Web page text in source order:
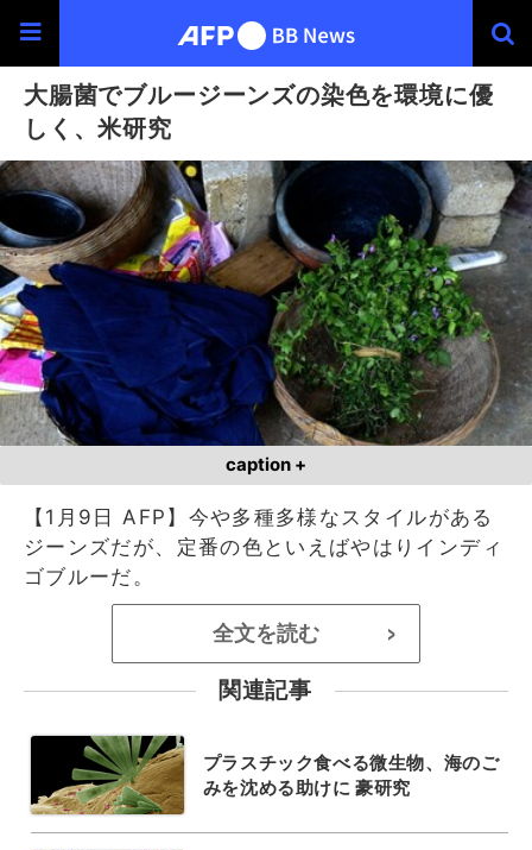
大腸菌でブルージーンズの染色を環境に優
しく、米研究
caption +
【1月9日 AFP】今や多種多様なスタイルがある
ジーンズだが、定番の色といえばやはりインディ
ゴブルーだ。
全文を読む >
関連記事
プラスチック食べる微生物、海のご
みを沈める助けに 豪研究